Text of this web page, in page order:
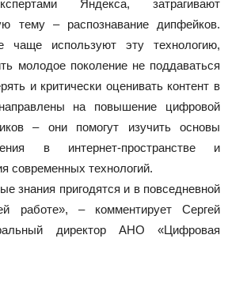
Яндекса, затрагивают
тему – распознавание дипфейков.
чаще используют эту технологию,
молодое поколение не поддаваться
и критически оценивать контент в
на повышение цифровой
– они помогут изучить основы
в интернет-пространстве и
современных технологий.
знания пригодятся и в повседневной
работе», – комментирует Сергей
директор АНО «Цифровая